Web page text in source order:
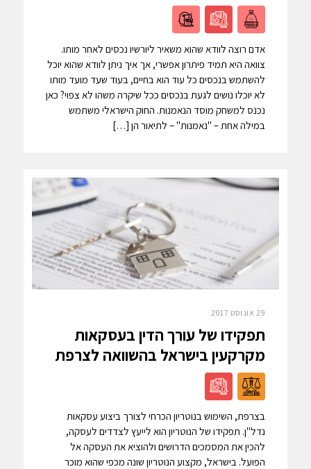
אדם רוצה לוודא שהוא משאיר ליורשיו נכסים לאחר מותו.
צוואה היא תמיד פיתרון אפשרי, אך איך ניתן לוודא שהוא יוכל
להשתמש בנכסים כל עוד הוא בחיים, בעוד שעד מועד מותו
לא יוכלו נושים לגעת בנכסים ככל שיקרה משהו לא צפוי? כאן
נכנס למשחק מוסד הנאמנות. החוק הישראלי משתמש
במילה אחת – "נאמנות" – לתיאור הן […]
29 אוגוסט 2017
תפקידו של עורך הדין בעסקאות
מקרקעין בישראל בהשוואה לצרפת
בצרפת, השימוש בנוטריון הכרחי לצורך ביצוע עסקאות
נדל"ן. תפקידו של הנוטריון הוא לייעץ לצדדים לעסקה,
להכין את המסמכים הדרושים ולהוציא את העסקה אל
הפועל. בישראל, מקצוע הנוטריון שונה מכפי שהוא מוכר